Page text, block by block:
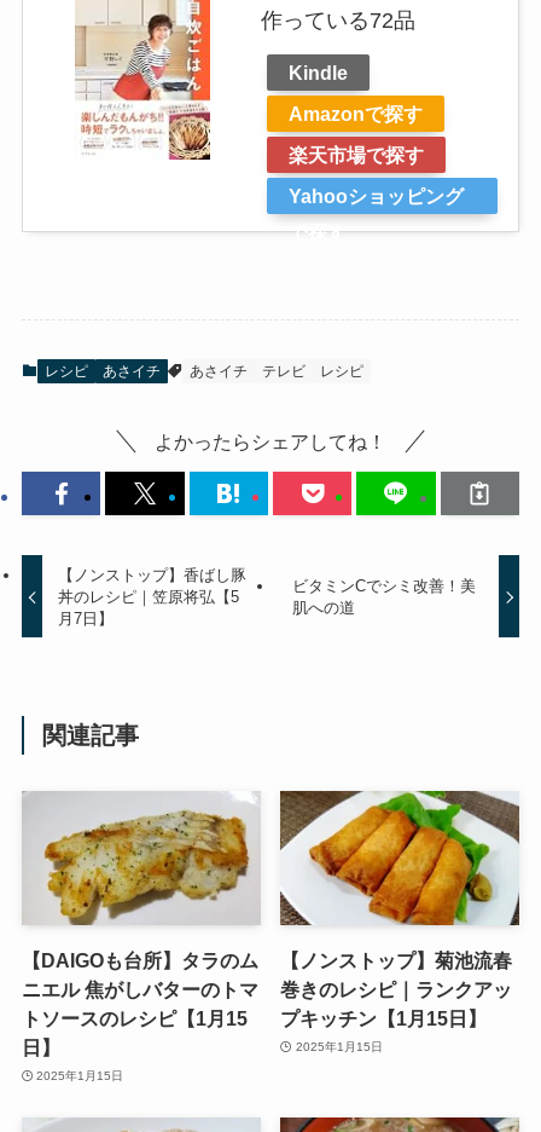
作っている72品
Kindle
Amazonで探す
楽天市場で探す
Yahooショッピング
で探す
レシピ あさイチ あさイチ テレビ レシピ
よかったらシェアしてね！
【ノンストップ】香ばし豚
丼のレシピ｜笠原将弘【5
月7日】
ビタミンCでシミ改善！美
肌への道
関連記事
【DAIGOも台所】タラのム
ニエル 焦がしバターのトマ
トソースのレシピ【1月15
日】
2025年1月15日
【ノンストップ】菊池流春
巻きのレシピ｜ランクアッ
プキッチン【1月15日】
2025年1月15日